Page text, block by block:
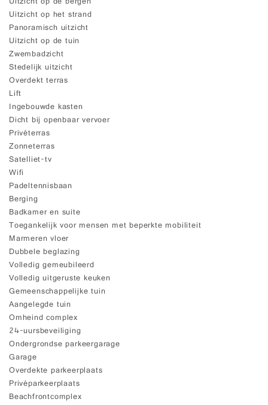
Uitzicht op het strand
Panoramisch uitzicht
Uitzicht op de tuin
Zwembadzicht
Stedelijk uitzicht
Overdekt terras
Lift
Ingebouwde kasten
Dicht bij openbaar vervoer
Privéterras
Zonneterras
Satelliet-tv
Wifi
Padeltennisbaan
Berging
Badkamer en suite
Toegankelijk voor mensen met beperkte mobiliteit
Marmeren vloer
Dubbele beglazing
Volledig gemeubileerd
Volledig uitgeruste keuken
Gemeenschappelijke tuin
Aangelegde tuin
Omheind complex
24-uursbeveiliging
Ondergrondse parkeergarage
Garage
Overdekte parkeerplaats
Privéparkeerplaats
Beachfrontcomplex